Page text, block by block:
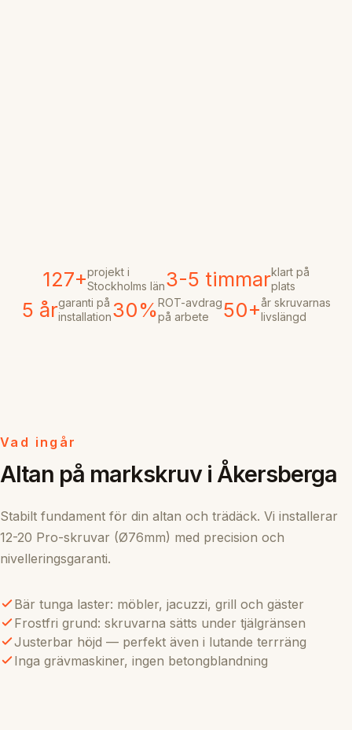
127+projekt i
Stockholms län3-5 timmarklart på
plats
5 årgaranti på
installation30%ROT-avdrag
på arbete
50+år skruvarnas
livslängd
Vad ingår
Altan på markskruv i Åkersberga
Stabilt fundament för din altan och trädäck. Vi installerar
12-20 Pro-skruvar (Ø76mm) med precision och
nivelleringsgaranti.
Bär tunga laster: möbler, jacuzzi, grill och gäster
Frostfri grund: skruvarna sätts under tjälgränsen
Justerbar höjd — perfekt även i lutande terrräng
Inga grävmaskiner, ingen betongblandning